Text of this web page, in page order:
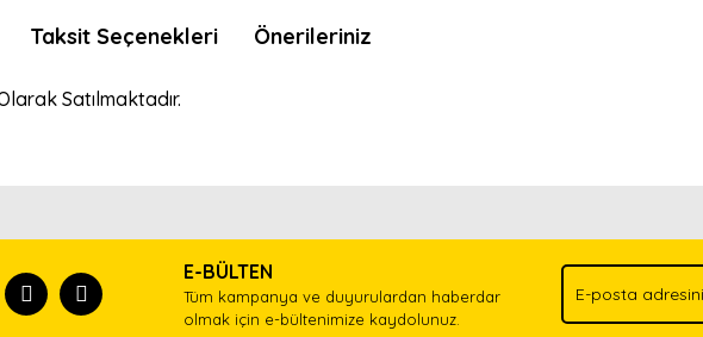
Taksit Seçenekleri Önerileriniz
Satılmaktadır.
bulunuyor.
E-BÜLTEN
Tüm kampanya ve duyurulardan haberdar
olmak için e-bültenimize kaydolunuz.